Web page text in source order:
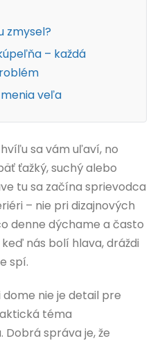
zmysel?
– každá
veľa
sa vám uľaví, no
ťažký, suchý alebo
tu sa začína sprievodca
– nie pri dizajnových
denne dýchame a často
nás bolí hlava, dráždi
spí.
nie je detail pre
téma
správa je, že